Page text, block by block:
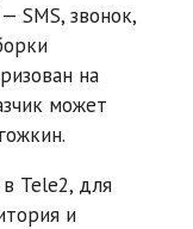
SMS, звонок,
на
может
в Tele2, для
и